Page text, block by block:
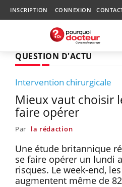
INSCRIPTION CONNEXION
QUESTION D'ACTU
Intervention chirurgicale
Mieux vaut choisir
faire opérer
Par la rédaction
Une étude britannique
se faire opérer un lundi
risques. Le week-end,
augmentent même de